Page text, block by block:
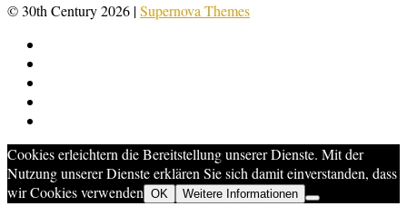
© 30th Century 2026 |Supernova Themes
Cookies erleichtern die Bereitstellung unserer Dienste. Mit der
Nutzung unserer Dienste erklären Sie sich damit einverstanden, dass
wir Cookies verwenden OK Weitere Informationen